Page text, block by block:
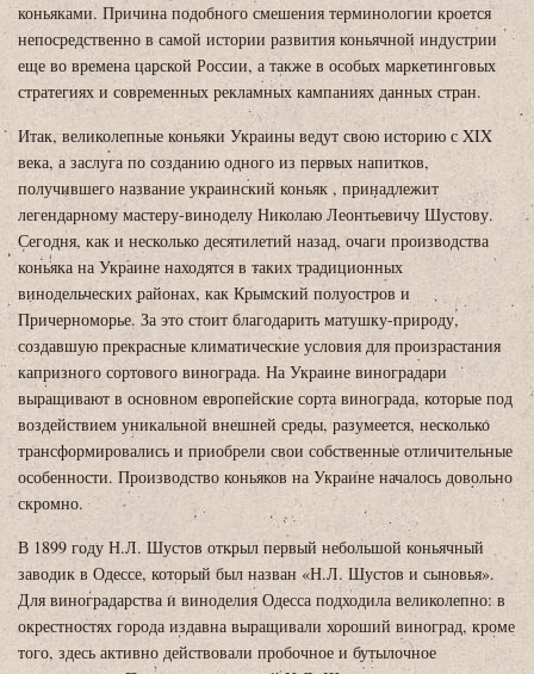
коньяками. Причина подобного смешения терминологии кроется
непосредственно в самой истории развития коньячной индустрии
еще во времена царской России, а также в особых маркетинговых
стратегиях и современных рекламных кампаниях данных стран.
Итак, великолепные коньяки Украины ведут свою историю с XIX
века, а заслуга по созданию одного из первых напитков,
получившего название украинский коньяк , принадлежит
легендарному мастеру-виноделу Николаю Леонтьевичу Шустову.
Сегодня, как и несколько десятилетий назад, очаги производства
коньяка на Украине находятся в таких традиционных
винодельческих районах, как Крымский полуостров и
Причерноморье. За это стоит благодарить матушку-природу,
создавшую прекрасные климатические условия для произрастания
капризного сортового винограда. На Украине виноградари
выращивают в основном европейские сорта винограда, которые под
воздействием уникальной внешней среды, разумеется, несколько
трансформировались и приобрели свои собственные отличительные
особенности. Производство коньяков на Украине началось довольно
скромно.
В 1899 году Н.Л. Шустов открыл первый небольшой коньячный
заводик в Одессе, который был назван «Н.Л. Шустов и сыновья».
Для виноградарства и виноделия Одесса подходила великолепно: в
окрестностях города издавна выращивали хороший виноград, кроме
того, здесь активно действовали пробочное и бутылочное